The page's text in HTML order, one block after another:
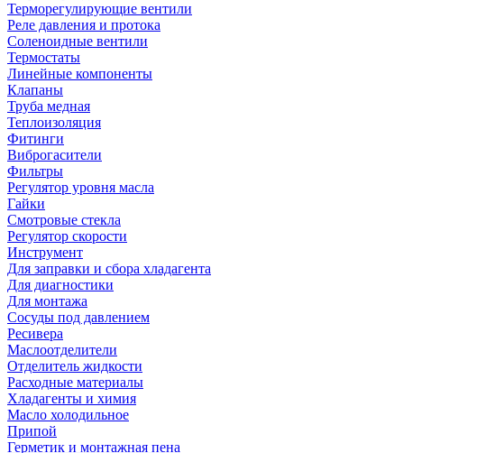
Терморегулирующие вентили
Реле давления и протока
Соленоидные вентили
Термостаты
Линейные компоненты
Клапаны
Труба медная
Теплоизоляция
Фитинги
Виброгасители
Фильтры
Регулятор уровня масла
Гайки
Смотровые стекла
Регулятор скорости
Инструмент
Для заправки и сбора хладагента
Для диагностики
Для монтажа
Сосуды под давлением
Ресивера
Маслоотделители
Отделитель жидкости
Расходные материалы
Хладагенты и химия
Масло холодильное
Припой
Герметик и монтажная пена